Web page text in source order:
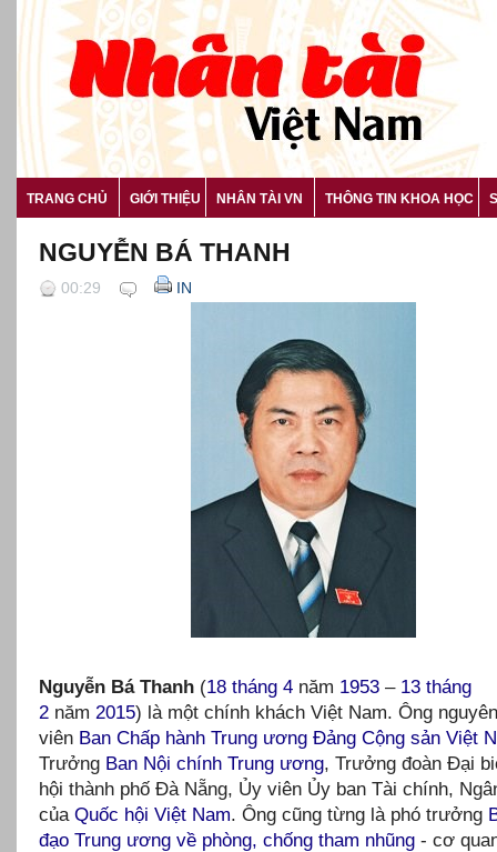
TRANG CHỦ GIỚI THIỆU NHÂN TÀI VN THÔNG TIN KHOA HỌC
NGUYỄN BÁ THANH
00:29 IN
Nguyễn Bá Thanh (18 tháng 4 năm 1953 – 13 tháng
2 năm 2015) là một chính khách Việt Nam. Ông
viên Ban Chấp hành Trung ương Đảng Cộng sản Việt
Trưởng Ban Nội chính Trung ương, Trưởng đoàn Đại
hội thành phố Đà Nẵng, Ủy viên Ủy ban Tài chính,
của Quốc hội Việt Nam. Ông cũng từng là phó trưởng
đạo Trung ương về phòng, chống tham nhũng - cơ